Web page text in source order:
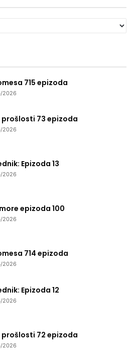
715 epizoda
2026
prošlosti 73 epizoda
2026
Epizoda 13
2026
epizoda 100
2026
714 epizoda
2026
Epizoda 12
2026
prošlosti 72 epizoda
2026